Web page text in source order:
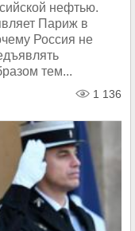
нефтью.
Париж в
Россия не
тем...
1 136